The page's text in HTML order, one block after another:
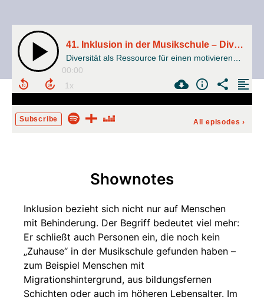
41. Inklusion in der Musikschule – Diversität als Ressource für einen motivierenden Musikschulalltag
00:00
Subscribe All episodes ›
Shownotes
Inklusion bezieht sich nicht nur auf Menschen
mit Behinderung. Der Begriff bedeutet viel mehr:
Er schließt auch Personen ein, die noch kein
„Zuhause“ in der Musikschule gefunden haben –
zum Beispiel Menschen mit
Migrationshintergrund, aus bildungsfernen
Schichten oder auch im höheren Lebensalter. Im